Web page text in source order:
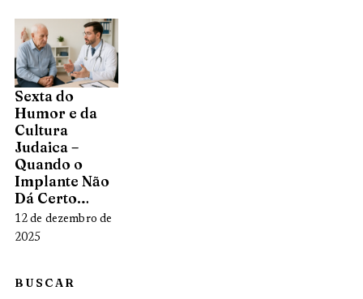
Sexta do
Humor e da
Cultura
Judaica –
Quando o
Implante Não
Dá Certo…
12 de dezembro de
2025
BUSCAR